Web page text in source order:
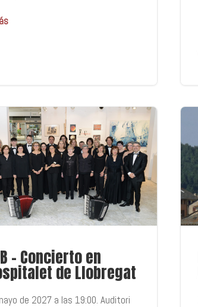
– Concierto en
de Llobregat
de 2027 a las 19:00. Auditori